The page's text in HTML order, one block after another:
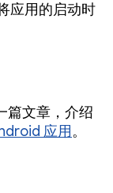
应用的启动时
篇文章，介绍
应用。